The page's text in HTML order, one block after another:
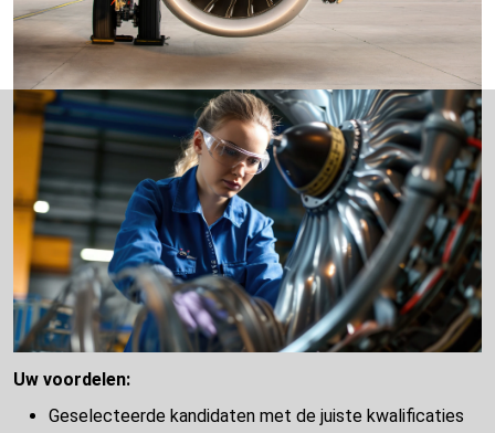
Uw voordelen:
Geselecteerde kandidaten met de juiste kwalificaties